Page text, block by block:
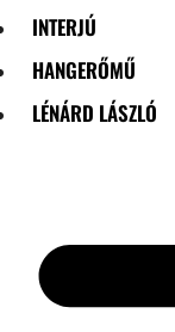
INTERJÚ
HANGERŐMŰ
LÉNÁRD LÁSZLÓ